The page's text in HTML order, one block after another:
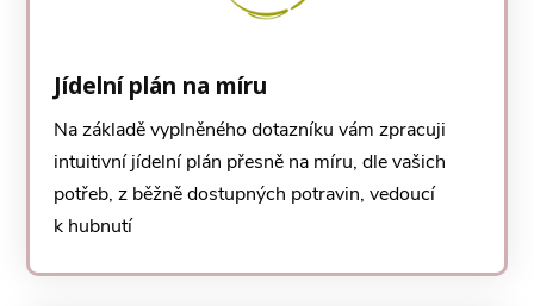
Jídelní plán na míru
Na základě vyplněného dotazníku vám zpracuji
intuitivní jídelní plán přesně na míru, dle vašich
potřeb, z běžně dostupných potravin, vedoucí
k hubnutí